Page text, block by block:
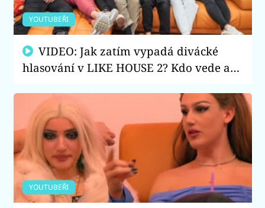
YOUTUBEŘI
hlasování v LIKE HOUSE 2? Kdo vede a
YOUTUBEŘI